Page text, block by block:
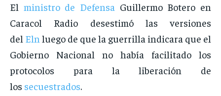
El ministro de Defensa Guillermo Botero en
Caracol Radio desestimó las versiones
del Eln luego de que la guerrilla indicara que el
Gobierno Nacional no había facilitado los
protocolos para la liberación de
los secuestrados.